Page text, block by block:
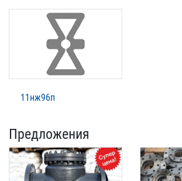
11нж96п
Предложения